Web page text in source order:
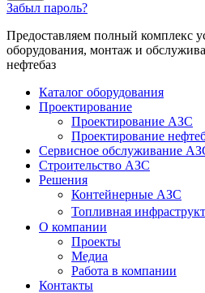
Забыл пароль?
Предоставляем полный комплекс
оборудования, монтаж и
нефтебаз
Каталог оборудования
Проектирование
Проектирование АЗС
Проектирование
Cервисное обслуживание
Строительство АЗС
Решения
Контейнерные АЗС
Топливная
О компании
Проекты
Медиа
Работа в компании
Контакты